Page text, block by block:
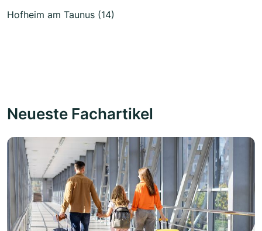
Hofheim am Taunus (14)
Neueste Fachartikel